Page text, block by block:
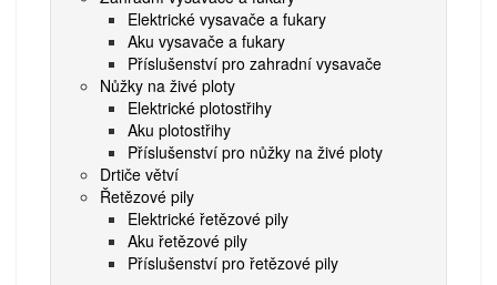
Elektrické vysavače a fukary
Aku vysavače a fukary
Příslušenství pro zahradní vysavače
Nůžky na živé ploty
Elektrické plotostřihy
Aku plotostřihy
Příslušenství pro nůžky na živé ploty
Drtiče větví
Řetězové pily
Elektrické řetězové pily
Aku řetězové pily
Příslušenství pro řetězové pily